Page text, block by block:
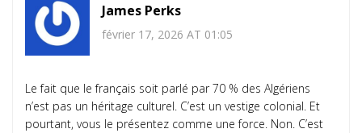
James Perks
février 17, 2026 AT 01:05
Le fait que le français soit parlé par 70 % des Algériens
n’est pas un héritage culturel. C’est un vestige colonial. Et
pourtant, vous le présentez comme une force. Non. C’est